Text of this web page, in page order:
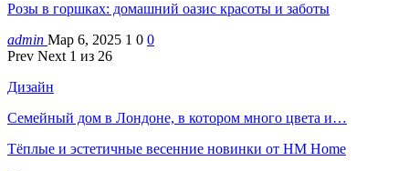
Розы в горшках: домашний оазис красоты и заботы
admin Мар 6, 2025 1 0 0
Prev Next 1 из 26
Дизайн
Семейный дом в Лондоне, в котором много цвета и…
Тёплые и эстетичные весенние новинки от HM Home